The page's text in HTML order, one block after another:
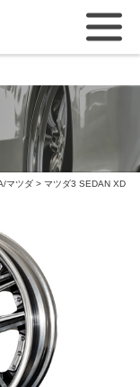
マツダ > マツダ3 SEDAN XD